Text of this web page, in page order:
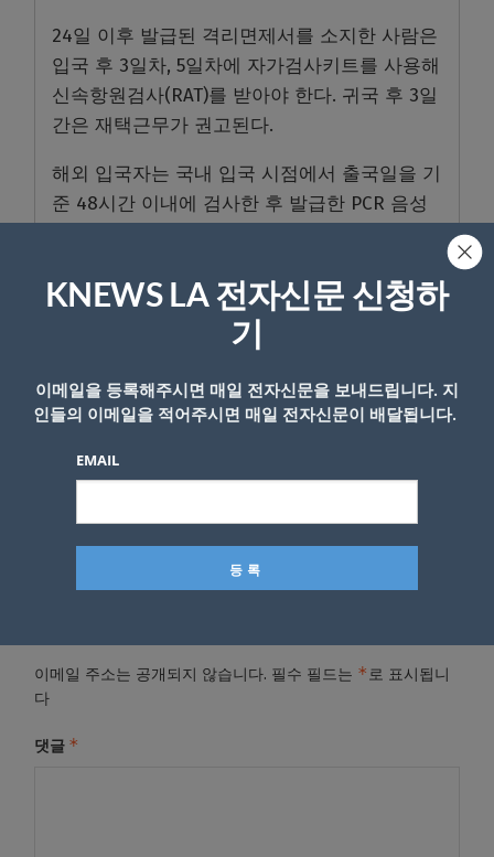
24일 이후 발급된 격리면제서를 소지한 사람은
입국 후 3일차, 5일차에 자가검사키트를 사용해
신속항원검사(RAT)를 받아야 한다. 귀국 후 3일
간은 재택근무가 권고된다.
해외 입국자는 국내 입국 시점에서 출국일을 기
준 48시간 이내에 검사한 후 발급한 PCR 음성
방대본은 “향후에도 해외유입 상황을 모니터링
하고, 해외유입 관리 강화 조치를 지속 보완할
이메일 주소는 공개되지 않습니다. 필수 필드는 *로 표시됩니
다
댓글 *
KNEWS LA 전자신문 신청하
기
이메일을 등록해주시면 매일 전자신문을 보내드립니다. 지
인들의 이메일을 적어주시면 매일 전자신문이 배달됩니다.
EMAIL